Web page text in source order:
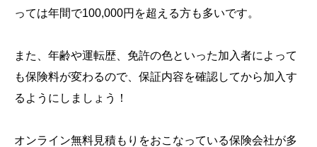
っては年間で100,000円を超える方も多いです。
また、年齢や運転歴、免許の色といった加入者によって
も保険料が変わるので、保証内容を確認してから加入す
るようにしましょう！
オンライン無料見積もりをおこなっている保険会社が多